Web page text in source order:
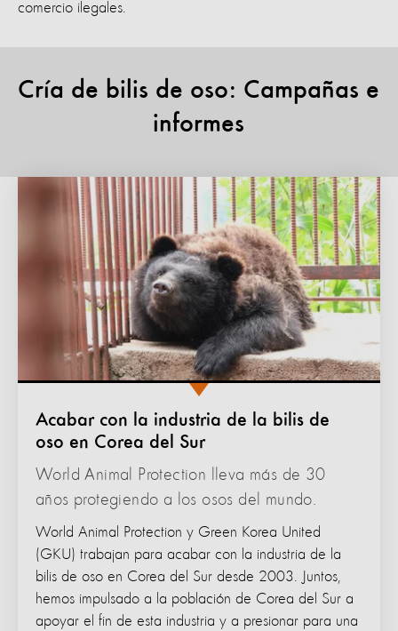
comercio ilegales.
Cría de bilis de oso: Campañas e
informes
Acabar con la industria de la bilis de
oso en Corea del Sur
World Animal Protection lleva más de 30
años protegiendo a los osos del mundo.
World Animal Protection y Green Korea United
(GKU) trabajan para acabar con la industria de la
bilis de oso en Corea del Sur desde 2003. Juntos,
hemos impulsado a la población de Corea del Sur a
apoyar el fin de esta industria y a presionar para una